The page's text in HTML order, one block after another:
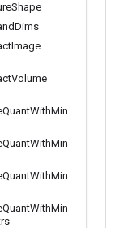
Shape
Dims
Image
Volume
QuantWithMin
QuantWithMin
QuantWithMin
QuantWithMin